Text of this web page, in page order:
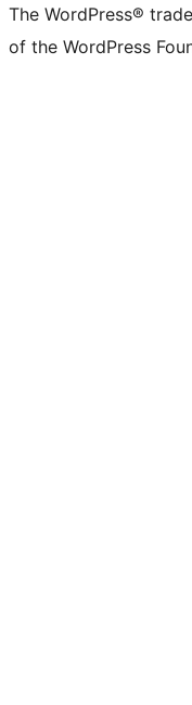
The WordPress®
of the WordPress